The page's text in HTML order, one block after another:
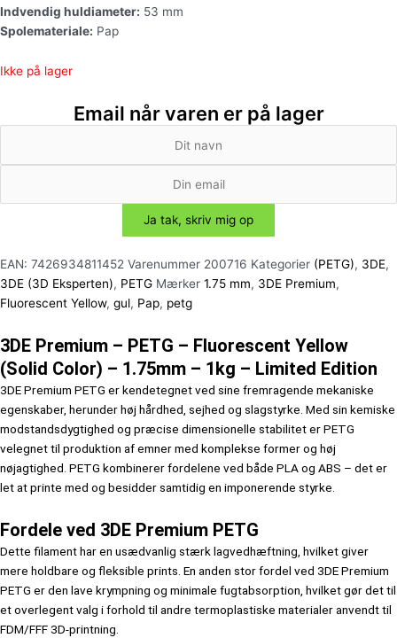
Indvendig huldiameter: 53 mm
Spolemateriale: Pap
Ikke på lager
Email når varen er på lager
EAN: 7426934811452 Varenummer 200716 Kategorier (PETG), 3DE,
3DE (3D Eksperten), PETG Mærker 1.75 mm, 3DE Premium,
Fluorescent Yellow, gul, Pap, petg
3DE Premium – PETG – Fluorescent Yellow
(Solid Color) – 1.75mm – 1kg – Limited Edition
3DE Premium PETG er kendetegnet ved sine fremragende mekaniske
egenskaber, herunder høj hårdhed, sejhed og slagstyrke. Med sin kemiske
modstandsdygtighed og præcise dimensionelle stabilitet er PETG
velegnet til produktion af emner med komplekse former og høj
nøjagtighed. PETG kombinerer fordelene ved både PLA og ABS – det er
let at printe med og besidder samtidig en imponerende styrke.
Fordele ved 3DE Premium PETG
Dette filament har en usædvanlig stærk lagvedhæftning, hvilket giver
mere holdbare og fleksible prints. En anden stor fordel ved 3DE Premium
PETG er den lave krympning og minimale fugtabsorption, hvilket gør det til
et overlegent valg i forhold til andre termoplastiske materialer anvendt til
FDM/FFF 3D-printning.